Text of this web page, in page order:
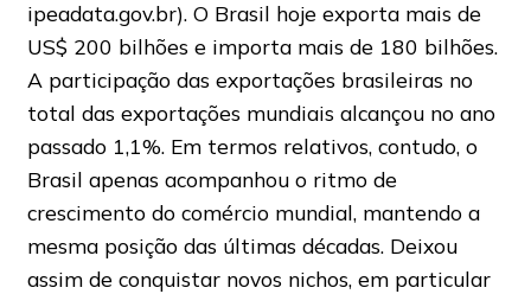
ipeadata.gov.br). O Brasil hoje exporta mais de
US$ 200 bilhões e importa mais de 180 bilhões.
A participação das exportações brasileiras no
total das exportações mundiais alcançou no ano
passado 1,1%. Em termos relativos, contudo, o
Brasil apenas acompanhou o ritmo de
crescimento do comércio mundial, mantendo a
mesma posição das últimas décadas. Deixou
assim de conquistar novos nichos, em particular